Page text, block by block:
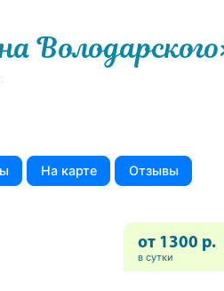
На карте
Отзывы
от 1300 р.
в сутки